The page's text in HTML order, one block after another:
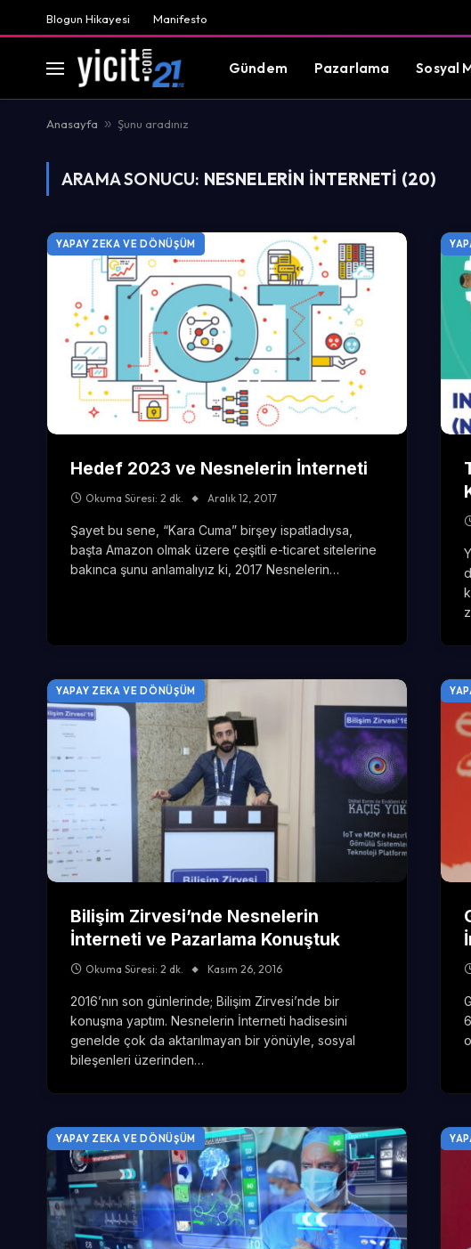
Blogun Hikayesi Manifesto
Gündem Pazarlama Sosyal
Anasayfa » Şunu aradınız
ARAMA SONUCU: NESNELERIN INTERNETI (20)
YAPAY ZEKA VE DÖNÜŞÜM
Hedef 2023 ve Nesnelerin İnterneti
Okuma Süresi: 2 dk. Aralık 12, 2017
Şayet bu sene, “Kara Cuma” birşey ispatladıysa,
başta Amazon olmak üzere çeşitli e-ticaret sitelerine
bakınca şunu anlamalıyız ki, 2017 Nesnelerin…
YAPAY ZEKA VE DÖNÜŞÜM
Bilişim Zirvesi’nde Nesnelerin
İnterneti ve Pazarlama Konuştuk
Okuma Süresi: 2 dk. Kasım 26, 2016
2016’nın son günlerinde; Bilişim Zirvesi’nde bir
konuşma yaptım. Nesnelerin İnterneti hadisesini
genelde çok da aktarılmayan bir yönüyle, sosyal
bileşenleri üzerinden…
YAPAY ZEKA VE DÖNÜŞÜM